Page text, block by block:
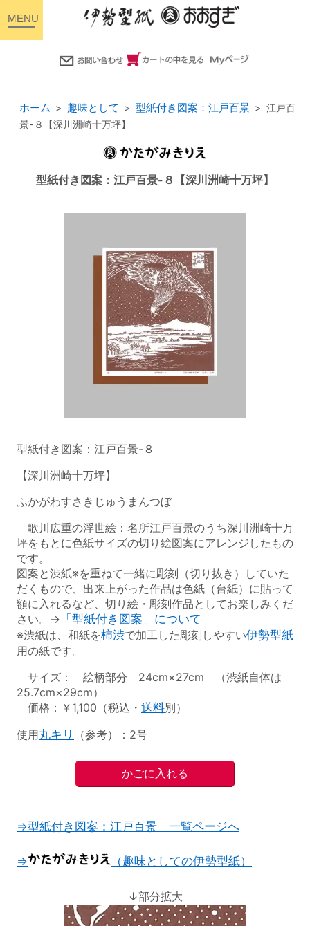
ホーム 趣味として 型紙付き図案：江戸百景
江戸百
景-８【深川洲崎十万坪】
型紙付き図案：江戸百景-８【深川洲崎十万坪】
型紙付き図案：江戸百景-８
【深川洲崎十万坪】
ふかがわすさきじゅうまんつぼ
歌川広重の浮世絵：名所江戸百景のうち深川洲崎十万
坪をもとに色紙サイズの切り絵図案にアレンジしたもの
です。
図案と渋紙※を重ねて一緒に彫刻（切り抜き）していた
だくもので、出来上がった作品は色紙（台紙）に貼って
額に入れるなど、切り絵・彫刻作品としてお楽しみくだ
さい。→ 「型紙付き図案」について
※渋紙は、和紙を柿渋で加工した彫刻しやすい伊勢型紙
用の紙です。
サイズ： 絵柄部分 24cm×27cm （渋紙自体は
25.7cm×29cm）
価格：￥1,100（税込・ 送料別）
使用丸キリ （参考）：2号
⇒型紙付き図案：江戸百景 一覧ページへ
⇒ （趣味としての伊勢型紙）
↓部分拡大
toggle
navigation